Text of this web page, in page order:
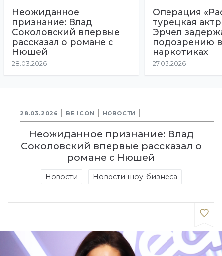
Неожиданное
признание: Влад
Соколовский впервые
рассказал о романе с
Нюшей
28.03.2026
Операция
турецкая
Эрчел
подозрению
наркотиках
27.03.2026
28.03.2026 BE ICON НОВОСТИ
Неожиданное признание: Влад
Соколовский впервые рассказал о
романе с Нюшей
Новости Новости шоу-бизнеса